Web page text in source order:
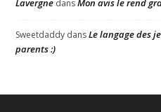
Lavergne dansMon avis le rend
Sweetdaddy dansLe langage des
parents :)